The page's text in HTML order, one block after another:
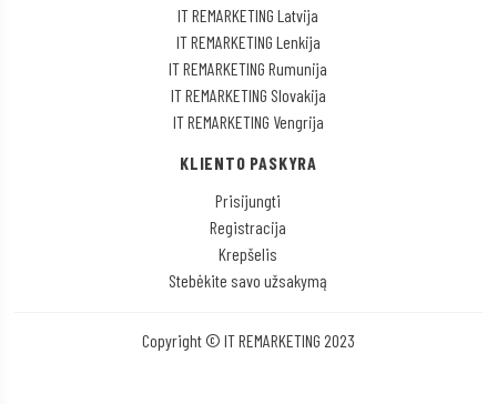
IT REMARKETING Latvija
IT REMARKETING Lenkija
IT REMARKETING Rumunija
IT REMARKETING Slovakija
IT REMARKETING Vengrija
KLIENTO PASKYRA
Prisijungti
Registracija
Krepšelis
Stebėkite savo užsakymą
Copyright © IT REMARKETING 2023